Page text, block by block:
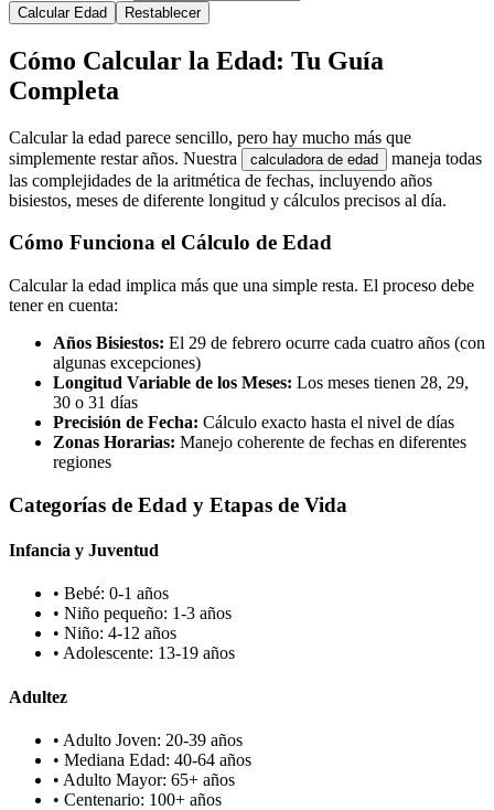
Calcular Edad Restablecer
Cómo Calcular la Edad: Tu Guía
Completa
Calcular la edad parece sencillo, pero hay mucho más que
simplemente restar años. Nuestra
calculadora de edad
maneja todas
las complejidades de la aritmética de fechas, incluyendo años
bisiestos, meses de diferente longitud y cálculos precisos al día.
Cómo Funciona el Cálculo de Edad
Calcular la edad implica más que una simple resta. El proceso debe
tener en cuenta:
Años Bisiestos: El 29 de febrero ocurre cada cuatro años (con
algunas excepciones)
Longitud Variable de los Meses: Los meses tienen 28, 29,
30 o 31 días
Precisión de Fecha: Cálculo exacto hasta el nivel de días
Zonas Horarias: Manejo coherente de fechas en diferentes
regiones
Categorías de Edad y Etapas de Vida
Infancia y Juventud
• Bebé: 0-1 años
• Niño pequeño: 1-3 años
• Niño: 4-12 años
• Adolescente: 13-19 años
Adultez
• Adulto Joven: 20-39 años
• Mediana Edad: 40-64 años
• Adulto Mayor: 65+ años
• Centenario: 100+ años